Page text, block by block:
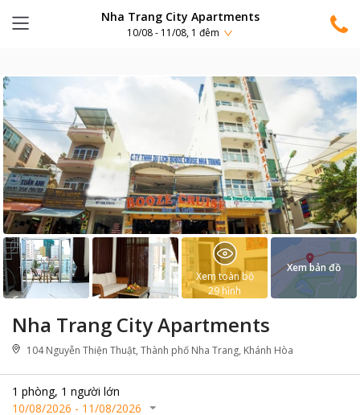
Nha Trang City Apartments
10/08 - 11/08, 1 đêm
Nha Trang City Apartments
104 Nguyễn Thiện Thuật, Thành phố Nha Trang, Khánh Hòa
1 phòng, 1 người lớn
10/08/2026 - 11/08/2026
Xem toàn bộ
29 hình
Xem bản đồ